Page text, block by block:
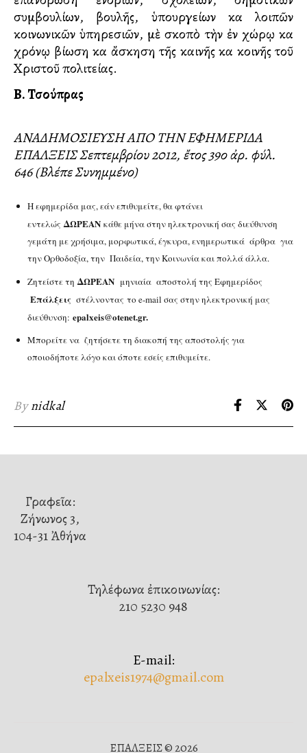
συμβουλίων, βουλῆς, ὑπουργείων καὶ λοιπῶν
κοινωνικῶν ὑπηρεσιῶν, μὲ σκοπὸ τὴν ἐν χώρῳ καὶ
χρόνῳ βίωση καὶ ἄσκηση τῆς καινῆς καὶ κοινῆς τοῦ
Χριστοῦ πολιτείας.
Β. Τσούπρας
ΑΝΑΔΗΜΟΣΙΕΥΣΗ ΑΠΟ ΤΗΝ ΕΦΗΜΕΡΙΔΑ
ΕΠΑΛΞΕΙΣ Σεπτεμβρίου 2012, ἔτος 39ο ἀρ. φύλ.
646 (Βλέπε Συνημμένο)
Η εφημερίδα μας, εάν επιθυμείτε, θα φτάνει
εντελώςΔΩΡΕΑΝ κάθε μήνα στην ηλεκτρονική σας διεύθυνση
γεμάτη με χρήσιμα, μορφωτικά, έγκυρα, ενημερωτικά άρθρα για
την Ορθοδοξία, την Παιδεία, την Κοινωνία και πολλά άλλα.
Ζητείστε τηΔΩΡΕΑΝ μηνιαία αποστολή της Εφημερίδος
Επάλξεις στέλνοντας το e-mail σας στην ηλεκτρονική μας
διεύθυνση: epalxeis@otenet.gr.
Μπορείτε να ζητήσετε τη διακοπή της αποστολής για
οποιοδήποτε λόγο και όποτε εσείς επιθυμείτε.
Bynidkal
Γραφεῖα:
Ζήνωνος 3,
104-31 Ἀθήνα
Τηλέφωνα ἐπικοινωνίας:
210 5230 948
E-mail:
epalxeis1974@gmail.com
ΕΠΑΛΞΕΙΣ © 2026